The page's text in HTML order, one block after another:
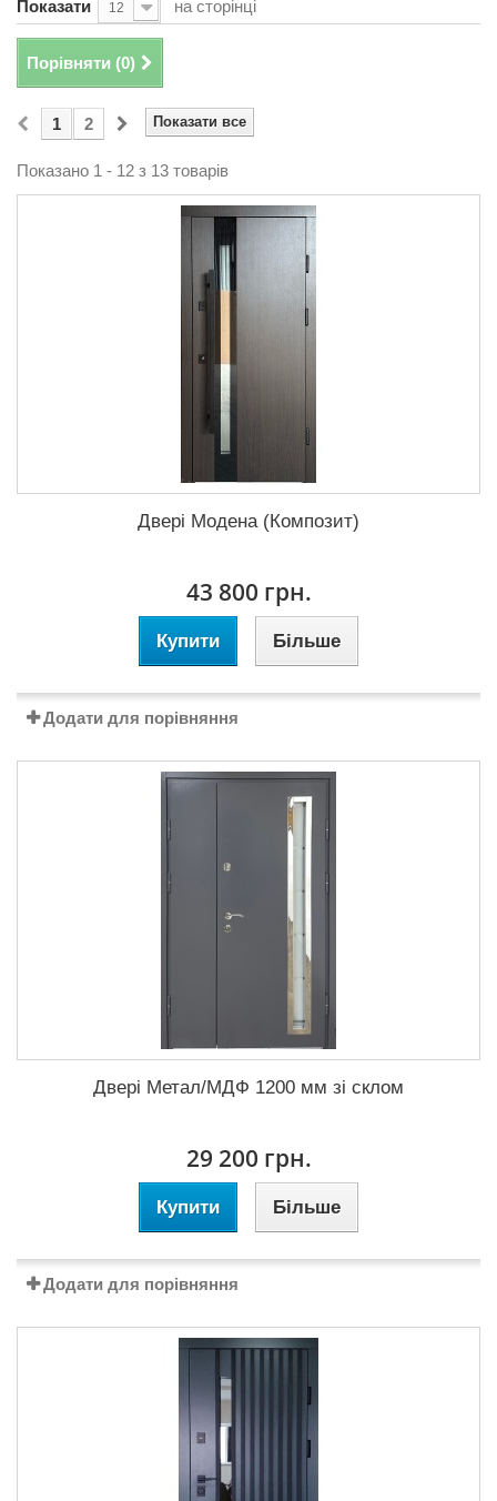
Показати 12 на сторінці
Порівняти (0)
Показати все
1 2
Показано 1 - 12 з 13 товарів
Двері Модена (Композит)
43 800 грн.
Купити Більше
Додати для порівняння
Двері Метал/МДФ 1200 мм зі склом
29 200 грн.
Купити Більше
Додати для порівняння